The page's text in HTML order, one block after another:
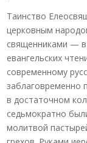
Таинство
церковным
священниками — в
евангельских
современному
заблаговременно
в достаточном
седьмократно
молитвой